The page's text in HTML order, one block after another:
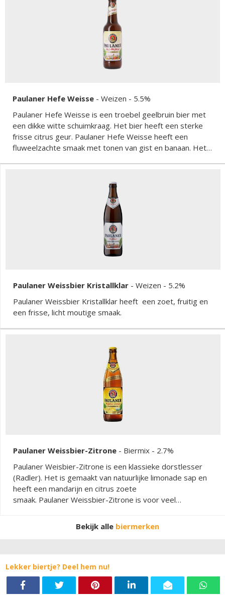
Paulaner Hefe Weisse - Weizen - 5.5%
Paulaner Hefe Weisse is een troebel geelbruin bier met
een dikke witte schuimkraag. Het bier heeft een sterke
frisse citrus geur. Paulaner Hefe Weisse heeft een
fluweelzachte smaak met tonen van gist en banaan. Het
Paulaner Weissbier Kristallklar - Weizen - 5.2%
Paulaner Weissbier Kristallklar heeft een zoet, fruitig en
een frisse, licht moutige smaak.
Paulaner Weissbier-Zitrone - Biermix - 2.7%
Paulaner Weisbier-Zitrone is een klassieke dorstlesser
(Radler). Het is gemaakt van natuurlijke limonade sap en
heeft een mandarijn en citrus zoete
smaak. Paulaner Weissbier-Zitrone is voor veel
Bekijk alle biermerken
Lekker biertje? Deel hem nu!